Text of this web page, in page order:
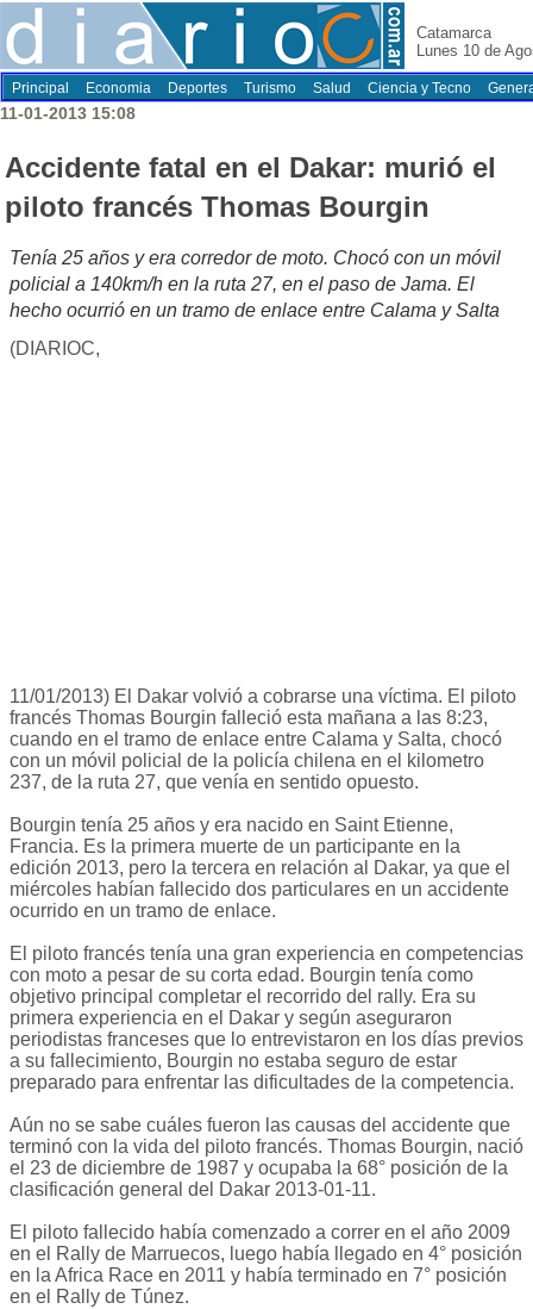
Catamarca
Lunes 10 de
Principal Economia Deportes Turismo Salud Ciencia y Tecno
11-01-2013 15:08
Accidente fatal en el Dakar: murió el
piloto francés Thomas Bourgin
Tenía 25 años y era corredor de moto. Chocó con un móvil
policial a 140km/h en la ruta 27, en el paso de Jama. El
hecho ocurrió en un tramo de enlace entre Calama y Salta
(DIARIOC,
11/01/2013) El Dakar volvió a cobrarse una víctima. El piloto
francés Thomas Bourgin falleció esta mañana a las 8:23,
cuando en el tramo de enlace entre Calama y Salta, chocó
con un móvil policial de la policía chilena en el kilometro
237, de la ruta 27, que venía en sentido opuesto.
Bourgin tenía 25 años y era nacido en Saint Etienne,
Francia. Es la primera muerte de un participante en la
edición 2013, pero la tercera en relación al Dakar, ya que el
miércoles habían fallecido dos particulares en un accidente
ocurrido en un tramo de enlace.
El piloto francés tenía una gran experiencia en competencias
con moto a pesar de su corta edad. Bourgin tenía como
objetivo principal completar el recorrido del rally. Era su
primera experiencia en el Dakar y según aseguraron
periodistas franceses que lo entrevistaron en los días previos
a su fallecimiento, Bourgin no estaba seguro de estar
preparado para enfrentar las dificultades de la competencia.
Aún no se sabe cuáles fueron las causas del accidente que
terminó con la vida del piloto francés. Thomas Bourgin, nació
el 23 de diciembre de 1987 y ocupaba la 68° posición de la
clasificación general del Dakar 2013-01-11.
El piloto fallecido había comenzado a correr en el año 2009
en el Rally de Marruecos, luego había llegado en 4° posición
en la Africa Race en 2011 y había terminado en 7° posición
en el Rally de Túnez.